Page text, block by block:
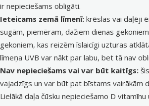
ir nepieciešams obligāti.
Ieteicams zemā līmenī: krēslas vai daļēji
sugām, piemēram, dažiem dienas
gekoniem, kas reizēm īslaicīgi uzturas
līmeņa UVB var nākt par labu, bet tā nav
Nav nepieciešams vai var būt kaitīgs:
vajadzīgs un var būt pat bīstams vairākām
Lielākā daļa čūsku nepieciešamo D